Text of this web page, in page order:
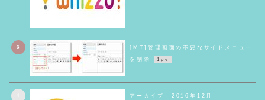
3
[MT]管理画面の不要なサイドメニュー
を削除
1pv
アーカイブ：2016年12月 ｜